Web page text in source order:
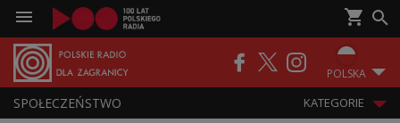
POLSKA
SPOŁECZEŃSTWO KATEGORIE